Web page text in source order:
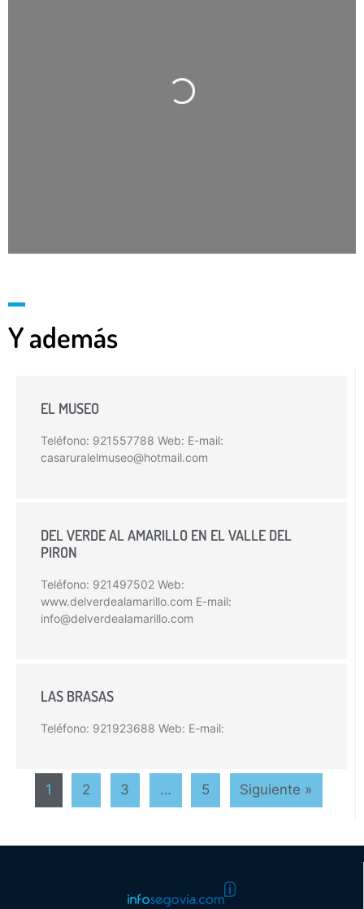
Y además
EL MUSEO
Teléfono: 921557788 Web: E-mail:
casaruralelmuseo@hotmail.com
DEL VERDE AL AMARILLO EN EL VALLE DEL
PIRON
Teléfono: 921497502 Web:
www.delverdealamarillo.com E-mail:
info@delverdealamarillo.com
LAS BRASAS
Teléfono: 921923688 Web: E-mail:
1 2 3 … 5 Siguiente »